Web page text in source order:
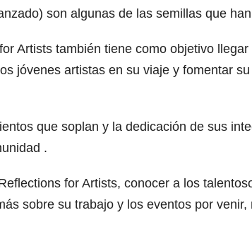
son algunas de las semillas que
Artists también tiene como objetivo
jóvenes artistas en su viaje y fomentar
que soplan y la dedicación de sus
.
for Artists, conocer a los
sobre su trabajo y los eventos por